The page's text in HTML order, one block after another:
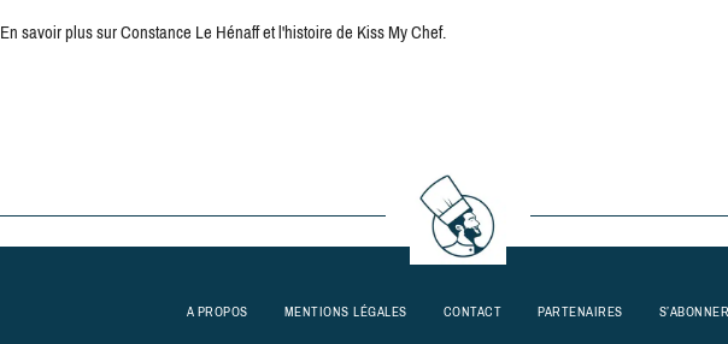
En savoir plus sur Constance Le Hénaff et l'histoire de Kiss My Chef.
A PROPOS MENTIONS LÉGALES CONTACT PARTENAIRES